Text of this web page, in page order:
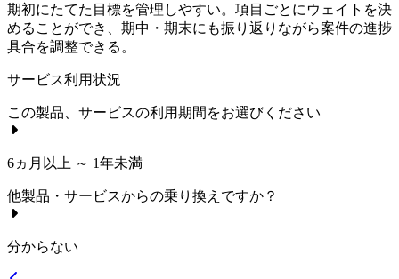
期初にたてた目標を管理しやすい。項目ごとにウェイトを決
めることができ、期中・期末にも振り返りながら案件の進捗
具合を調整できる。
サービス利用状況
この製品、サービスの利用期間をお選びください
6ヵ月以上 ～ 1年未満
他製品・サービスからの乗り換えですか？
分からない